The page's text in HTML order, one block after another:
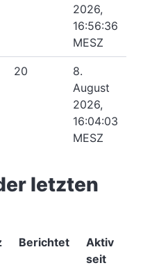
2026,
16:56:36
MESZ
20
8.
August
2026,
16:04:03
MESZ
letzten
Berichtet
Aktiv
seit